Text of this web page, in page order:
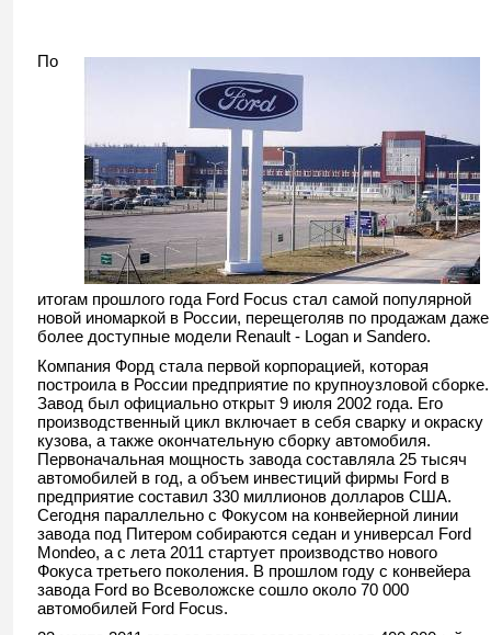
По
итогам прошлого года Ford Focus стал самой популярной
новой иномаркой в России, перещеголяв по продажам даже
более доступные модели Renault - Logan и Sandero.
Компания Форд стала первой корпорацией, которая
построила в России предприятие по крупноузловой сборке.
Завод был официально открыт 9 июля 2002 года. Его
производственный цикл включает в себя сварку и окраску
кузова, а также окончательную сборку автомобиля.
Первоначальная мощность завода составляла 25 тысяч
автомобилей в год, а объем инвестиций фирмы Ford в
предприятие составил 330 миллионов долларов США.
Сегодня параллельно с Фокусом на конвейерной линии
завода под Питером собираются седан и универсал Ford
Mondeo, а с лета 2011 стартует производство нового
Фокуса третьего поколения. В прошлом году с конвейера
завода Ford во Всеволожске сошло около 70 000
автомобилей Ford Focus.